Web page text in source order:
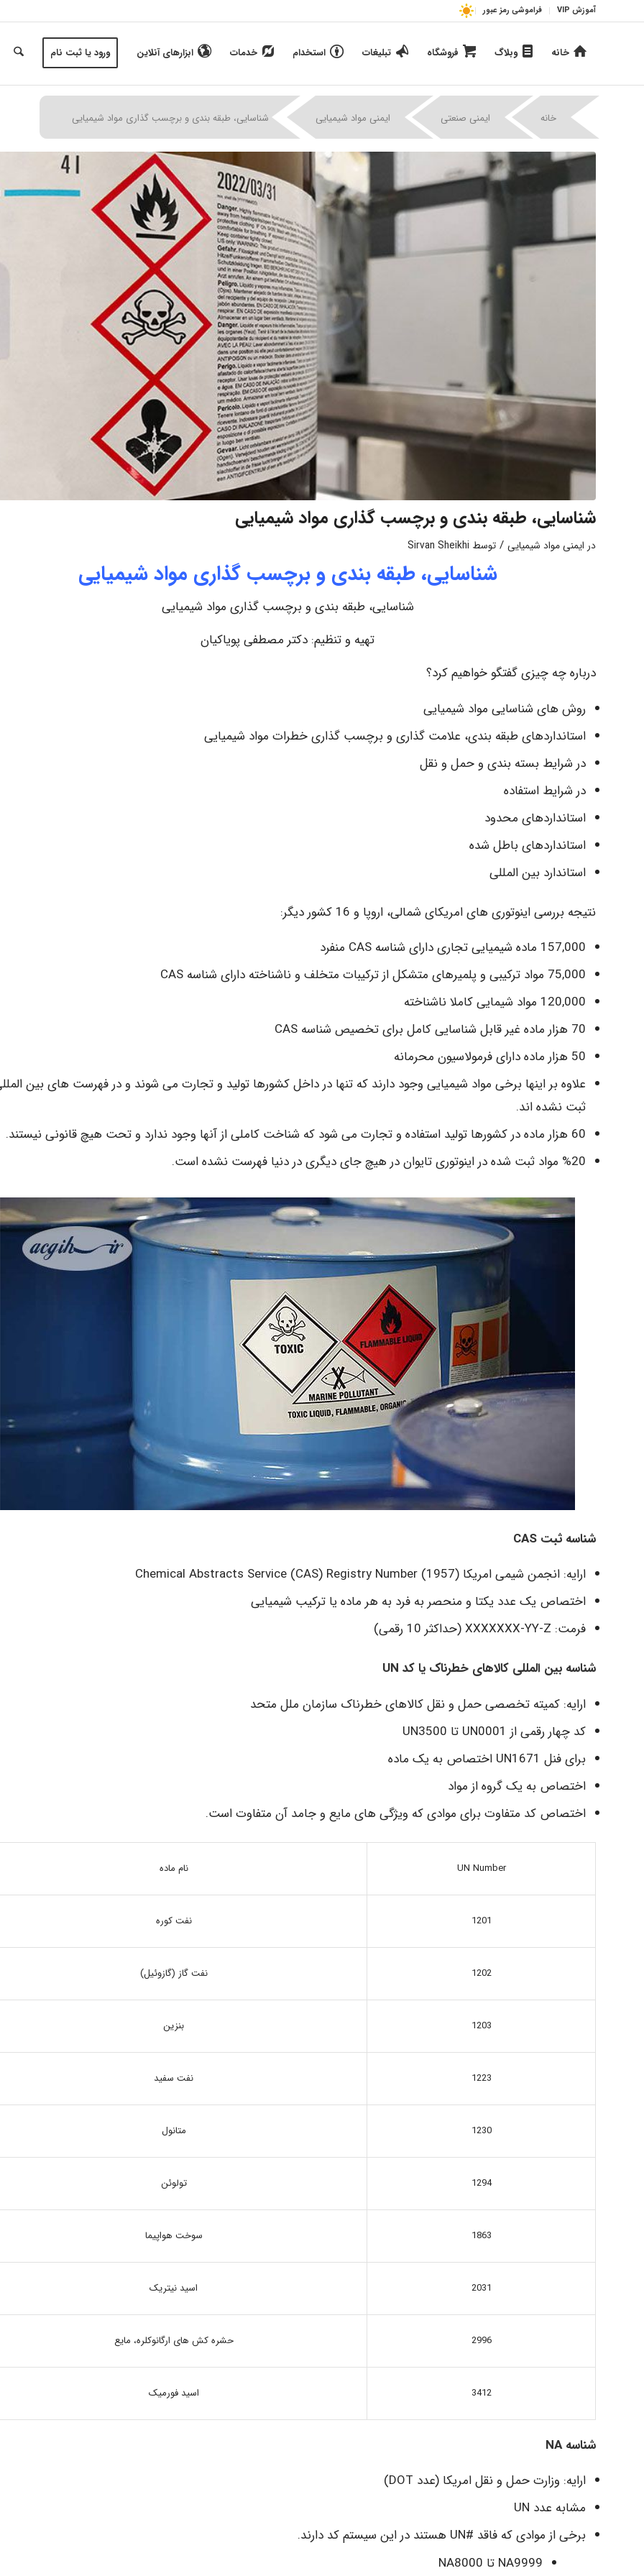
آموزش VIP فراموشی رمز عبور
خانه وبلاگ فروشگاه تبلیغات استخدام خدمات ابزارهای آنلاین ورود یا ثبت نام
خانه ایمنی صنعتی | ایمنی مواد شیمیایی شناسایی، طبقه بندی و برچسب گذاری مواد شیمیایی
شناسایی، طبقه بندی و برچسب گذاری مواد شیمیایی
در ایمنی مواد شیمیایی / توسط Sirvan Sheikhi
شناسایی، طبقه بندی و برچسب گذاری مواد شیمیایی
شناسایی، طبقه بندی و برچسب گذاری مواد شیمیایی
تهیه و تنظیم: دکتر مصطفی پویاکیان
درباره چه چیزی گفتگو خواهیم کرد؟
روش های شناسایی مواد شیمیایی
استانداردهای طبقه بندی، علامت گذاری و برچسب گذاری خطرات مواد شیمیایی
در شرایط بسته بندی و حمل و نقل
در شرایط استفاده
استانداردهای محدود
استانداردهای باطل شده
استاندارد بین المللی
نتیجه بررسی اینوتوری های امریکای شمالی، اروپا و 16 کشور دیگر:
157,000 ماده شیمیایی تجاری دارای شناسه CAS منفرد
75,000 مواد ترکیبی و پلمیرهای متشکل از ترکیبات متخلف و ناشناخته دارای شناسه CAS
120,000 مواد شیمایی کاملا ناشناخته
70 هزار ماده غیر قابل شناسایی کامل برای تخصیص شناسه CAS
50 هزار ماده دارای فرمولاسیون محرمانه
علاوه بر اینها برخی مواد شیمیایی وجود دارند که تنها در داخل کشورها تولید و تجارت می شوند و در فهرست های بین
ثبت نشده اند.
60 هزار ماده در کشورها تولید استفاده و تجارت می شود که شناخت کاملی از آنها وجود ندارد و تحت هیچ قانونی نیستند.
%20 مواد ثبت شده در اینوتوری تایوان در هیچ جای دیگری در دنیا فهرست نشده است.
شناسه ثبت CAS
ارایه: انجمن شیمی امریکا (1957) Chemical Abstracts Service (CAS) Registry Number
اختصاص یک عدد یکتا و منحصر به فرد به هر ماده یا ترکیب شیمیایی
فرمت: XXXXXXX-YY-Z (حداکثر 10 رقمی)
شناسه بین المللی کالاهای خطرناک یا کد UN
ارایه: کمیته تخصصی حمل و نقل کالاهای خطرناک سازمان ملل متحد
کد چهار رقمی از UN0001 تا UN3500
برای فنل UN1671 اختصاص به یک ماده
اختصاص به یک گروه از مواد
اختصاص کد متفاوت برای موادی که ویژگی های مایع و جامد آن متفاوت است.
UN Number نام ماده
1201 نفت کوره
1202 نفت گاز (گازوئیل)
1203 بنزین
1223 نفت سفید
1230 متانول
1294 تولوئن
1863 سوخت هواپیما
2031 اسید نیتریک
2996 حشره کش های ارگانوکلره، مایع
3412 اسید فورمیک
شناسه NA
ارایه: وزارت حمل و نقل امریکا (عدد DOT)
مشابه عدد UN
برخی از موادی که فاقد #UN هستند در این سیستم کد دارند.
NA9999 تا NA8000